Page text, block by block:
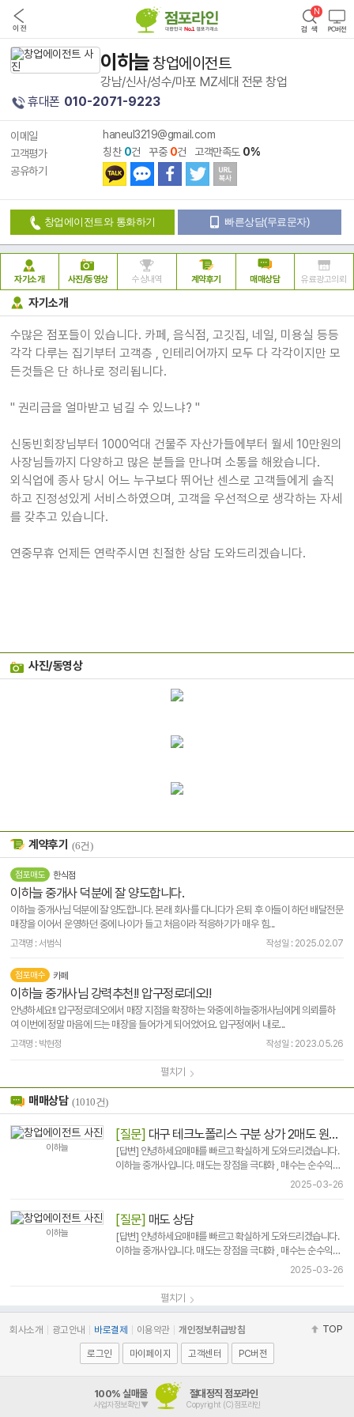
이하늘창업에이전트
강남/신사/성수/마포 MZ세대 전문 창업
휴대폰 010-2071-9223
이메일
haneul3219@gmail.com
고객평가
칭찬 0건 꾸중 0건 고객만족도 0%
공유하기
창업에이전트와 통화하기 빠른상담(무료문자)
자기소개 사진/동영상 수상내역 계약후기 매매상담 유료광고의뢰
자기소개
수많은 점포들이 있습니다. 카페, 음식점, 고깃집, 네일, 미용실 등등
각각 다루는 집기부터 고객층 , 인테리어까지 모두 다 각각이지만 모
든것들은 단 하나로 정리됩니다.
" 권리금을 얼마받고 넘길 수 있느냐? "
신동빈회장님부터 1000억대 건물주 자산가들에부터 월세 10만원의
사장님들까지 다양하고 많은 분들을 만나며 소통을 해왔습니다.
외식업에 종사 당시 어느 누구보다 뛰어난 센스로 고객들에게 솔직
하고 진정성있게 서비스하였으며, 고객을 우선적으로 생각하는 자세
를 갖추고 있습니다.
연중무휴 언제든 연락주시면 친절한 상담 도와드리겠습니다.
사진/동영상
계약후기 (6건)
점포매도 한식점
이하늘 중개사 덕분에 잘 양도합니다.
이하늘 중개사님 덕분에 잘 양도합니다. 본래 회사를 다니다가 은퇴 후 아들이 하던 배달전문
매장을 이어서 운영하던 중에 나이가 들고 처음이라 적응하기가 매우 힘...
고객명 : 서범식 작성일 : 2025.02.07
점포매수 카페
이하늘 중개사님 강력추천!! 압구정로데오!!
안녕하세요!! 압구정로데오에서 매장 지점을 확장하는 와중에 하늘중개사님에게 의뢰를하
여 이번에 정말 마음에 드는 매장을 들어가게 되어었어요. 압구정에서 내로...
고객명 : 박현정 작성일 : 2023.05.26
펼치기
매매상담 (1010건)
이하늘
[질문] 대구 테크노폴리스 구분 상가 2매도 원합니다
[답변] 안녕하세요매매를 빠르고 확실하게 도와드리겠습니다.
이하늘 중개사입니다. 매도는 장점을 극대화 , 매수는 순수익과
2025-03-26
이하늘
[질문] 매도 상담
[답변] 안녕하세요매매를 빠르고 확실하게 도와드리겠습니다.
이하늘 중개사입니다. 매도는 장점을 극대화 , 매수는 순수익과
2025-03-26
펼치기
회사소개 광고안내 바로결제 이용약관 개인정보취급방침 TOP
로그인 마이페이지 고객센터 PC버전
100% 실매물
사업자정보확인▼
절대정직 점포라인
Copyright (C)점포라인